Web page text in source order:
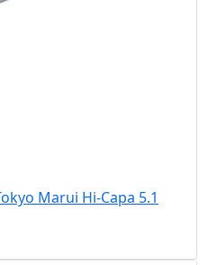
Marui Hi-Capa 5.1